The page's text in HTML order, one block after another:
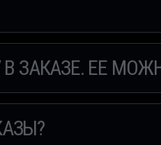
ЗАКАЗЕ. ЕЕ